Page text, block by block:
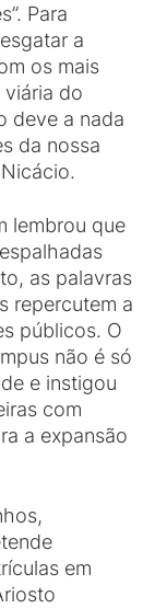
Para
a
os mais
viária do
deve a nada
da nossa
lembrou que
as palavras
repercutem a
públicos. O
não é só
e instigou
com
a expansão
em